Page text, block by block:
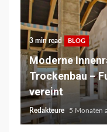
3 min read BLOG
Moderne
Trockenbau –
vereint
Redakteure 5 Monaten